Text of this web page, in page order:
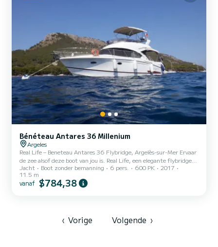
Bénéteau Antares 36 Millenium
Argeles
Real Life – Beneteau Antares 36 Flybridge, Argelès-sur-Mer Ervaar
de zee alsof deze boot van jou is. Real Life, een elegante flybridge
motorboot van 36 voet, wacht op je in Argelès-sur-Mer voor een
week ontsnapping. 2 tweepersoonshutten, badkamer, uitgeruste
keuken, ruime buitengebieden, 1 paddle en 1 kano inbegrepen,
Jacht Boot zonder bemanning 6 pers. 600 PK
2017
11.5 m
vanaf $784,38
‹ Vorige Volgende ›